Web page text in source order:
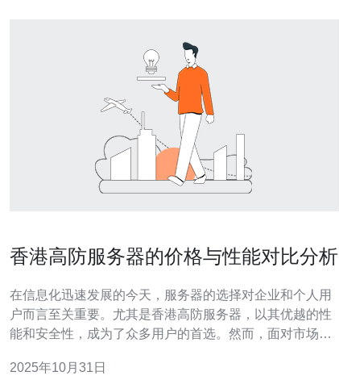
香港高防服务器的价格与性能对比分析
在信息化迅速发展的今天，服务器的选择对企业和个人用
户而言至关重要。尤其是香港高防服务器，以其优越的性
能和安全性，成为了众多用户的首选。然而，面对市场上
呢？本文将对香港高防服务器的价格与性能进行全面的对
2025年10月31日